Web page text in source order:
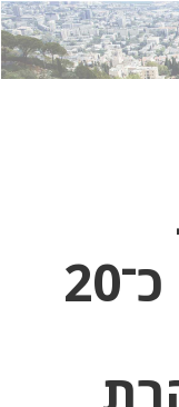
לחץ
כאן
לחץ
כדי
והמדבר נסגר: כ־20